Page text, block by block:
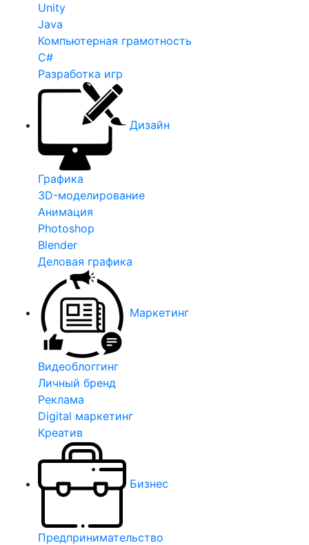
Unity
Java
Компьютерная грамотность
C#
Разработка игр
Дизайн
Графика
3D-моделирование
Анимация
Photoshop
Blender
Деловая графика
Маркетинг
Видеоблоггинг
Личный бренд
Реклама
Digital маркетинг
Креатив
Бизнес
Предпринимательство